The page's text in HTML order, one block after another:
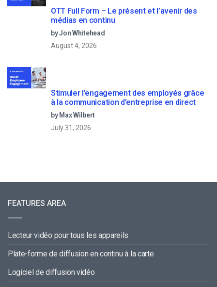
OTT Full Form – Le présent et l’avenir des
médias en continu
by Jon Whitehead
August 4, 2026
Stimuler l’engagement des employés grâce
à la communication d’entreprise en direct
by Max Wilbert
July 31, 2026
FEATURES AREA
Lecteur vidéo pour tous les appareils
Plate-forme de diffusion en continu à la carte
Logiciel de diffusion vidéo